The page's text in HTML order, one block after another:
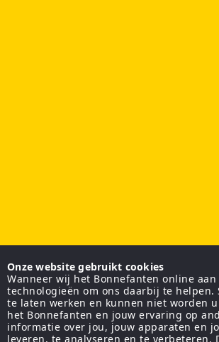
Onze website gebruikt cookies
Wanneer wij het Bonnefanten online
technologieën om ons daarbij te helpen.
te laten werken en kunnen niet worden
het Bonnefanten en jouw ervaring op
informatie over jou, jouw apparaten en
leveren, te analyseren en te